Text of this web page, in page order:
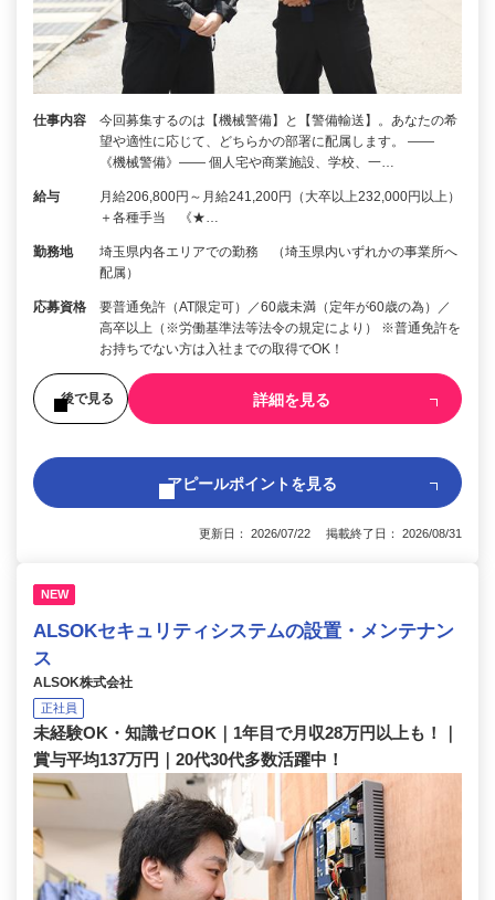
仕事内容
今回募集するのは【機械警備】と【警備輸送】。あなたの希
望や適性に応じて、どちらかの部署に配属します。 ――
《機械警備》―― 個人宅や商業施設、学校、一…
給与
月給206,800円～月給241,200円（大卒以上232,000円以上）
＋各種手当 《★…
勤務地
埼玉県内各エリアでの勤務 （埼玉県内いずれかの事業所へ
配属）
応募資格
要普通免許（AT限定可）／60歳未満（定年が60歳の為）／
高卒以上（※労働基準法等法令の規定により） ※普通免許を
お持ちでない方は入社までの取得でOK！
後で見る 詳細を見る
アピールポイントを見る
更新日： 2026/07/22 掲載終了日： 2026/08/31
NEW
ALSOKセキュリティシステムの設置・メンテナン
ス
ALSOK株式会社
正社員
未経験OK・知識ゼロOK｜1年目で月収28万円以上も！｜
賞与平均137万円｜20代30代多数活躍中！